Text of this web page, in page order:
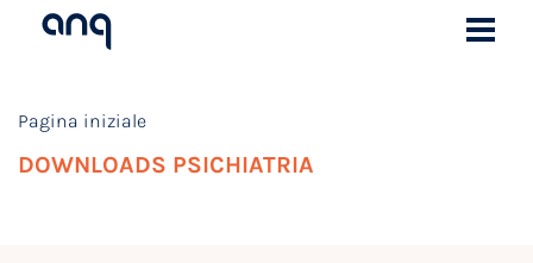
Pagina iniziale
DOWNLOADS PSICHIATRIA